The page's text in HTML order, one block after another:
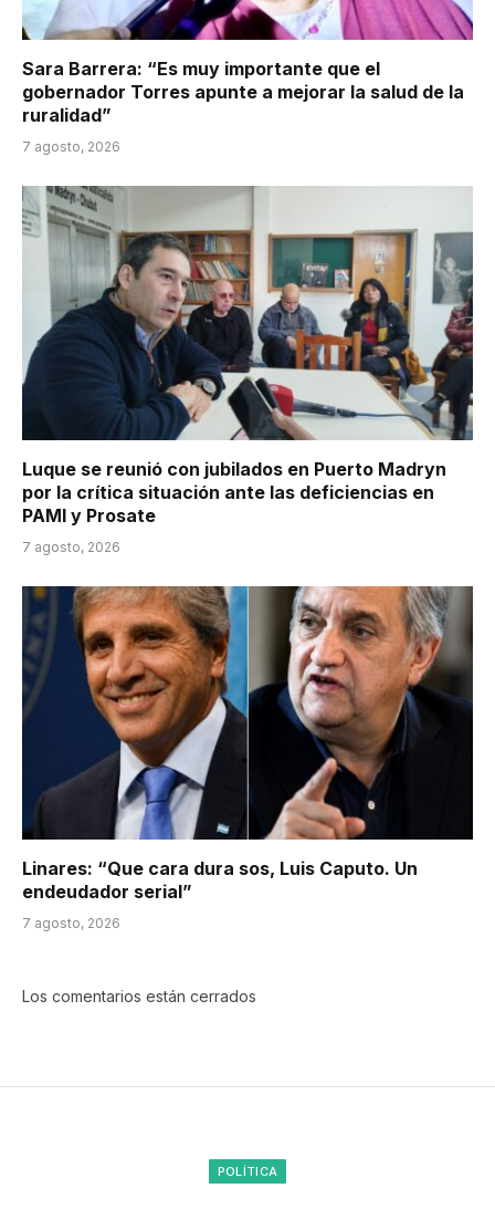
Sara Barrera: “Es muy importante que el
gobernador Torres apunte a mejorar la salud de la
ruralidad”
7 agosto, 2026
Luque se reunió con jubilados en Puerto Madryn
por la crítica situación ante las deficiencias en
PAMI y Prosate
7 agosto, 2026
Linares: “Que cara dura sos, Luis Caputo. Un
endeudador serial”
7 agosto, 2026
Los comentarios están cerrados
POLÍTICA